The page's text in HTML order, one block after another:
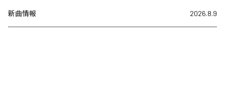
新曲情報 2026.8.9